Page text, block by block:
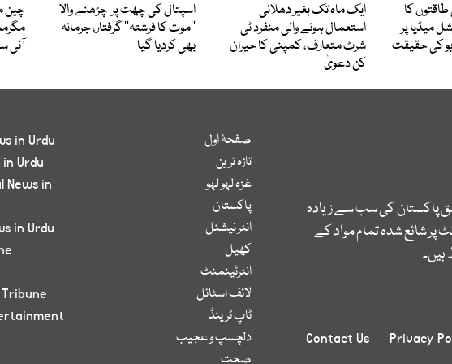
کا
میڈیا پر
کی حقیقت
ایک ماہ تک بغیر دھلائی
استعمال ہونے والی منفرد ٹی
شرٹ متعارف، کمپنی کا حیران
کن دعویٰ
اسپتال کی چھت پر چڑھنے والا
’’موت کا فرشتہ‘‘ گرفتار، جرمانہ
بھی کردیا گیا
چین
آئی
پاکستان کی سب سے زیادہ
شائع شدہ تمام مواد کے
Privacy
Contact Us
صفحۂ اول
تازہ ترین
غزہ لہو لہو
پاکستان
انٹر نیشنل
کھیل
انٹرٹینمنٹ
لائف اسٹائل
ٹاپ ٹرینڈ
دلچسپ و عجیب
صحت
in Urdu
Urdu
in
in Urdu